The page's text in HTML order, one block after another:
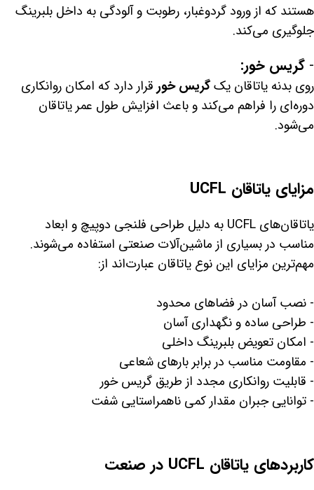
هستند که از ورود گردوغبار، رطوبت و آلودگی به داخل بلبرینگ
جلوگیری می‌کند.
-گریس خور:
روی بدنه یاتاقان یکگریس خور قرار دارد که امکان روانکاری
دوره‌ای را فراهم می‌کند و باعث افزایش طول عمر یاتاقان
می‌شود.
مزایای یاتاقان UCFL
یاتاقان‌های UCFL به دلیل طراحی فلنجی دوپیچ و ابعاد
مناسب در بسیاری از ماشین‌آلات صنعتی استفاده می‌شوند.
مهم‌ترین مزایای این نوع یاتاقان عبارت‌اند از:
- نصب آسان در فضاهای محدود
- طراحی ساده و نگهداری آسان
- امکان تعویض بلبرینگ داخلی
- مقاومت مناسب در برابر بارهای شعاعی
- قابلیت روانکاری مجدد از طریق گریس خور
- توانایی جبران مقدار کمی ناهمراستایی شفت
کاربردهای یاتاقان UCFL در صنعت